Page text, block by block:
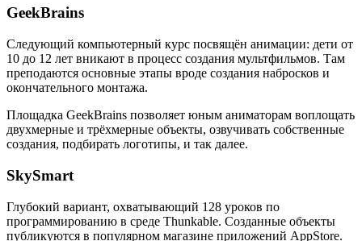
GeekBrains
Следующий компьютерный курс посвящён анимации: дети от
10 до 12 лет вникают в процесс создания мультфильмов. Там
преподаются основные этапы вроде создания набросков и
окончательного монтажа.
Площадка GeekBrains позволяет юным аниматорам воплощать
двухмерные и трёхмерные объекты, озвучивать собственные
создания, подбирать логотипы, и так далее.
SkySmart
Глубокий вариант, охватывающий 128 уроков по
программированию в среде Thunkable. Созданные объекты
публикуются в популярном магазине приложений AppStore.